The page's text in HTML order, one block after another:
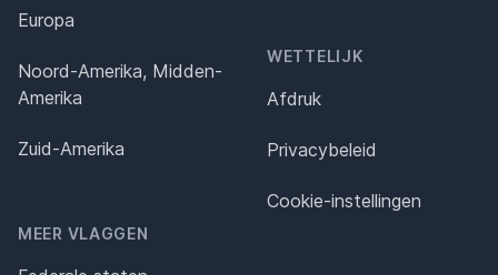
Europa
Noord-Amerika, Midden-
Amerika
Zuid-Amerika
MEER VLAGGEN
WETTELIJK
Afdruk
Privacybeleid
Cookie-instellingen